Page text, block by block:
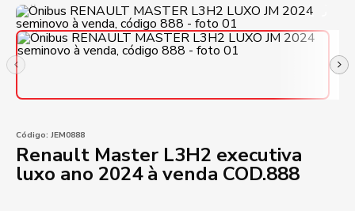
Código: JEM0888
Renault Master L3H2 executiva
luxo ano 2024 à venda COD.888